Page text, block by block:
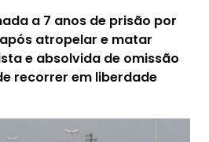
a 7 anos de prisão por
atropelar e matar
e absolvida de omissão
recorrer em liberdade